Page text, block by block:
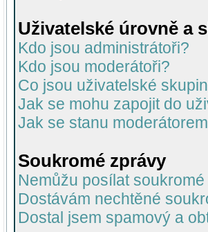
Uživatelské úrovně a
Kdo jsou administrátoři?
Kdo jsou moderátoři?
Co jsou uživatelské
Jak se mohu zapojit do
Jak se stanu
Soukromé zprávy
Nemůžu posílat
Dostávám nechtěné
Dostal jsem spamový a